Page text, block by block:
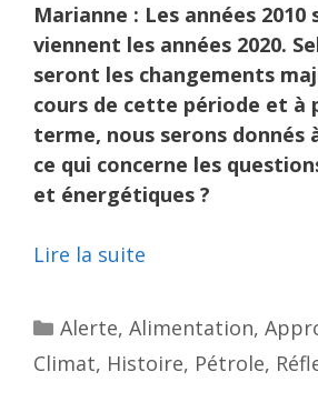
Marianne : Les années 2010
viennent les années 2020.
seront les changements
cours de cette période et à
terme, nous serons donnés
ce qui concerne les
et énergétiques ?
Lire la suite
Catégories
Alerte, Alimentation,
Climat, Histoire, Pétrole,